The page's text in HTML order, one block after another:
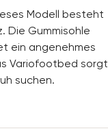
Modell besteht
Die Gummisohle
ein angenehmes
Variofootbed sorgt
suchen.